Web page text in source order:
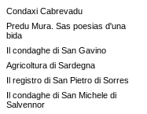
Condaxi Cabrevadu
Predu Mura. Sas poesias d'una
bida
Il condaghe di San Gavino
Agricoltura di Sardegna
Il registro di San Pietro di Sorres
Il condaghe di San Michele di
Salvennor